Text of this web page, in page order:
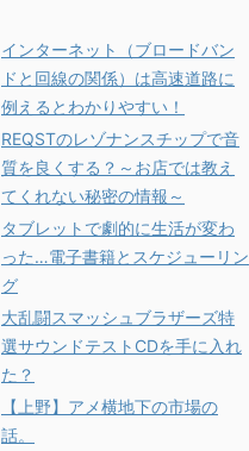
インターネット（ブロードバン
ドと回線の関係）は高速道路に
例えるとわかりやすい！
REQSTのレゾナンスチップで音
質を良くする？～お店では教え
てくれない秘密の情報～
タブレットで劇的に生活が変わ
った…電子書籍とスケジューリン
グ
大乱闘スマッシュブラザーズ特
選サウンドテストCDを手に入れ
た？
【上野】アメ横地下の市場の
話。